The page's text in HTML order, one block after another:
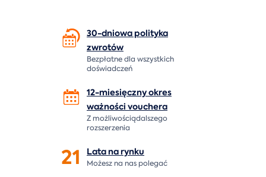
30-dniowa polityka
zwrotów
Bezpłatne dla wszystkich
doświadczeń
12-miesięczny okres
ważności vouchera
Z możliwościądalszego
rozszerzenia
21 Lata narynku
Możesz na nas polegać